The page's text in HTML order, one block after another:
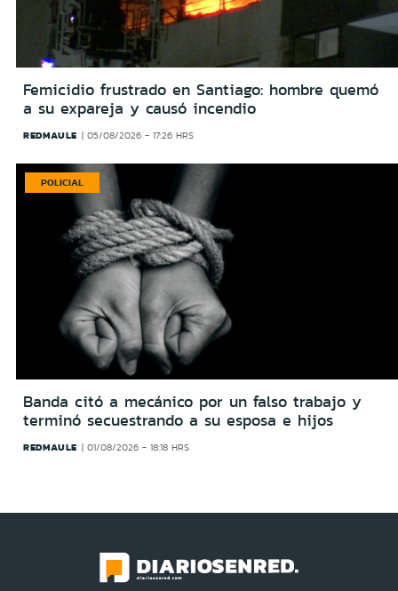
Femicidio frustrado en Santiago: hombre quemó
a su expareja y causó incendio
REDMAULE 05/08/2026 - 17:26 HRS
POLICIAL
Banda citó a mecánico por un falso trabajo y
terminó secuestrando a su esposa e hijos
REDMAULE 01/08/2026 - 18:18 HRS